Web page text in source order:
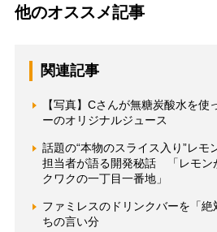
他のオススメ記事
関連記事
【写真】Cさんが無糖炭酸水を
ーのオリジナルジュース
話題の“本物のスライス入り”レ
担当者が語る開発秘話 「レモン
クワクの一丁目一番地」
ファミレスのドリンクバーを「
ちの言い分